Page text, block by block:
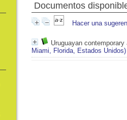
Documentos
Hacer una
Uruguayan contemporary
Miami, Florida, Estados Unidos)